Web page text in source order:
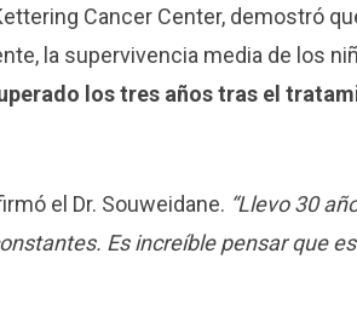
Cancer Center, demostró
la supervivencia media de los
los tres años tras el
el Dr. Souweidane. “Llevo 30
Es increíble pensar que